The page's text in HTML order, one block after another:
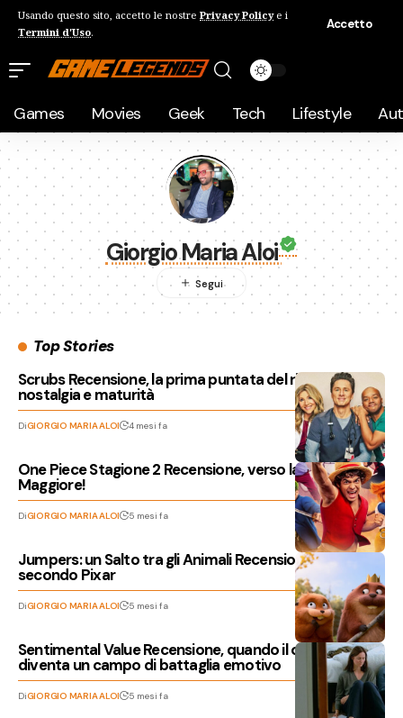
Usando questo sito, accetto le nostre Privacy Policye i
Termini d'Uso.
Accetto
Games Movies Geek Tech Lifestyle
Giorgio Maria Aloi
Top Stories
Scrubs Recensione, la prima puntata del ritorno tra
nostalgia e maturità
DiGIORGIO MARIA ALOI 4 mesi fa
One Piece Stagione 2 Recensione, verso la Rotta
Maggiore!
DiGIORGIO MARIA ALOI 5 mesi fa
Jumpers: un Salto tra gli Animali Recensione, l’empatia
secondo Pixar
DiGIORGIO MARIA ALOI 5 mesi fa
Sentimental Value Recensione, quando il cinema
diventa un campo di battaglia emotivo
DiGIORGIO MARIA ALOI 5 mesi fa